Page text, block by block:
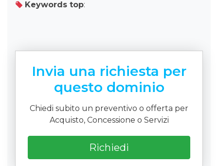
Keywords top:
Invia una richiesta per
questo dominio
Chiedi subito un preventivo o offerta per
Acquisto, Concessione o Servizi
Richiedi